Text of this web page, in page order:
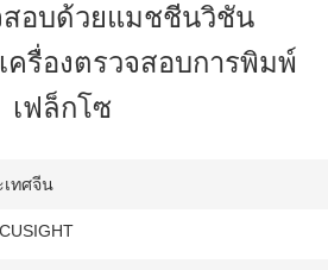
สอบด้วยแมชชีนวิชัน
ครื่องตรวจสอบการพิมพ์
เฟล็กโซ
เทศจีน